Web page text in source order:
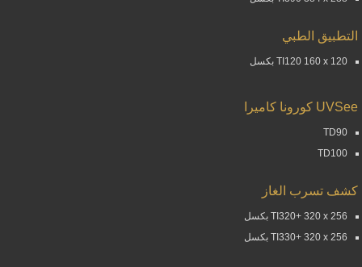
التطبيق الطبي
TI120 160 x 120 بكسل
UVSee كورونا كاميرا
TD90
TD100
كشف تسرب الغاز
TI320+ 320 x 256 بكسل
TI330+ 320 x 256 بكسل